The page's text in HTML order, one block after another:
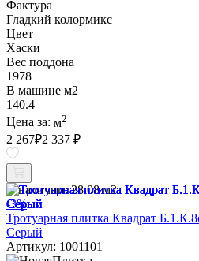
Фактура
Гладкий колормикс
Цвет
Хаски
Вес поддона
1978
В машине м2
140.4
Цена за: м2
2 267₽2 337 ₽
В наличии: 28.08 м2
-3%
Тротуарная плитка Квадрат
Серый
Артикул: 1001101